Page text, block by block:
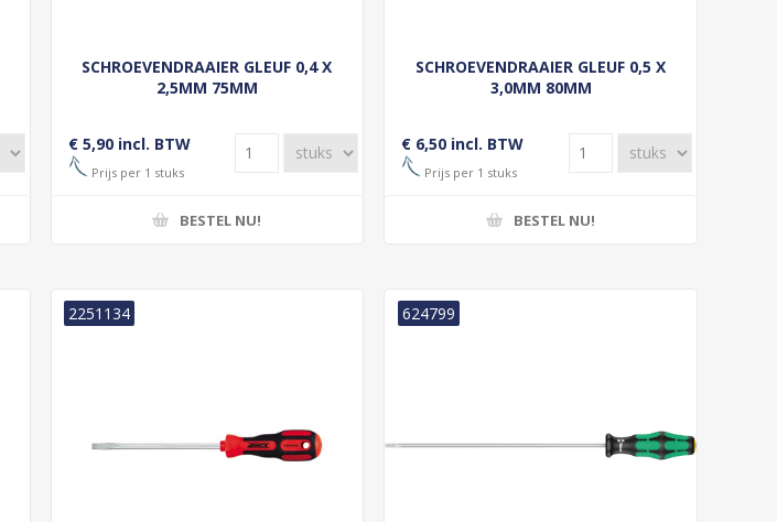
SCHROEVENDRAAIER GLEUF 0,4 X
2,5MM 75MM
€ 5,90 incl. BTW
Prijs per 1 stuks
BESTEL NU!
SCHROEVENDRAAIER GLEUF 0,5 X
3,0MM 80MM
€ 6,50 incl. BTW
Prijs per 1 stuks
BESTEL NU!
2251134 624799